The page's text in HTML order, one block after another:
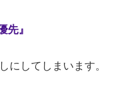
先』
にしてしまいます。